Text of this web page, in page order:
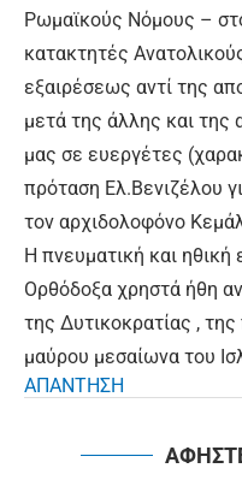
Ρωμαϊκούς Νόμους –
κατακτητές
εξαιρέσεως αντί της
μετά της άλλης και
μας σε ευεργέτες
πρόταση Ελ.Βενιζέλου
τον αρχιδολοφόνο
Η πνευματική και
Ορθόδοξα χρηστά ήθη
της Δυτικοκρατίας ,
μαύρου μεσαίωνα του
ΑΠΑΝΤΗΣΗ